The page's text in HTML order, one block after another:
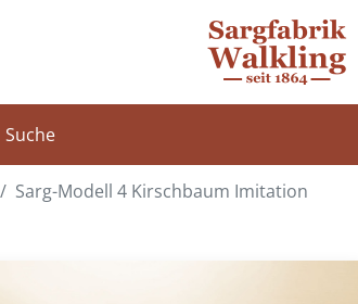
Suche
Sarg-Modell 4 Kirschbaum Imitation